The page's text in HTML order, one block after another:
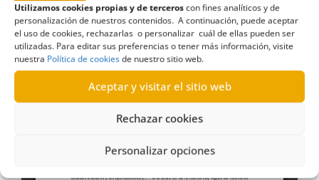
Utilizamos cookies propias y de terceroscon fines analíticos y de
personalización de nuestros contenidos. A continuación, puede aceptar
el uso de cookies, rechazarlas o personalizar cuál de ellas pueden ser
utilizadas. Para editar sus preferencias o tener más información, visite
nuestra Política de cookiesde nuestro sitio web.
Aceptar y visitar el sitio web
Rechazar cookies
Personalizar opciones